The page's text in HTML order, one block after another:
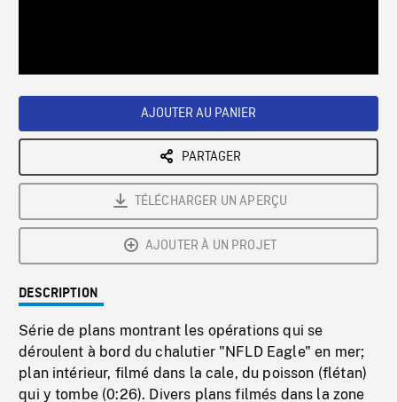
AJOUTER AU PANIER
PARTAGER
TÉLÉCHARGER UN APERÇU
AJOUTER À UN PROJET
DESCRIPTION
Série de plans montrant les opérations qui se
déroulent à bord du chalutier "NFLD Eagle" en mer;
plan intérieur, filmé dans la cale, du poisson (flétan)
qui y tombe (0:26). Divers plans filmés dans la zone